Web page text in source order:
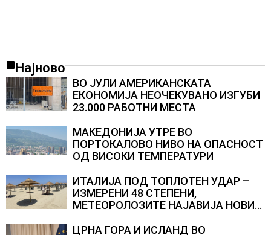
Најново
ВО ЈУЛИ АМЕРИКАНСКАТА
ЕКОНОМИЈА НЕОЧЕКУВАНО ИЗГУБИ
23.000 РАБОТНИ МЕСТА
МАКЕДОНИЈА УТРЕ ВО
ПОРТОКАЛОВО НИВО НА ОПАСНОСТ
ОД ВИСОКИ ТЕМПЕРАТУРИ
ИТАЛИЈА ПОД ТОПЛОТЕН УДАР –
ИЗМЕРЕНИ 48 СТЕПЕНИ,
МЕТЕОРОЛОЗИТЕ НАЈАВИЈА НОВИ
АВГУСТ
ЦРНА ГОРА И ИСЛАНД ВО